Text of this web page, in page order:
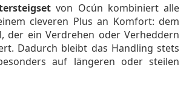
von Ocún kombiniert alle
cleveren Plus an Komfort: dem
der ein Verdrehen oder Verheddern
Dadurch bleibt das Handling stets
auf längeren oder steilen